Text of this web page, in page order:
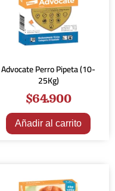
Advocate Perro Pipeta (10-
25Kg)
$64.900
Añadir al carrito